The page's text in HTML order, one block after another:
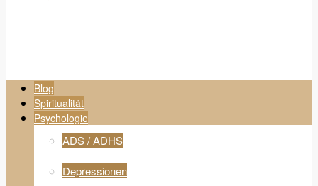
Blog
Spiritualität
Psychologie
ADS / ADHS
Depressionen